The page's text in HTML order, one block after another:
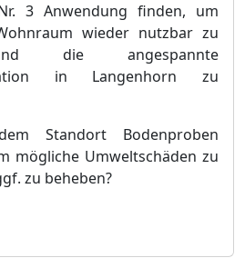
3 Anwendung finden, um
wieder nutzbar zu
die angespannte
in Langenhorn zu
Standort Bodenproben
mögliche Umweltschäden zu
zu beheben?